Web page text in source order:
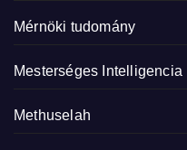
Mérnöki tudomány
Mesterséges Intelligencia
Methuselah